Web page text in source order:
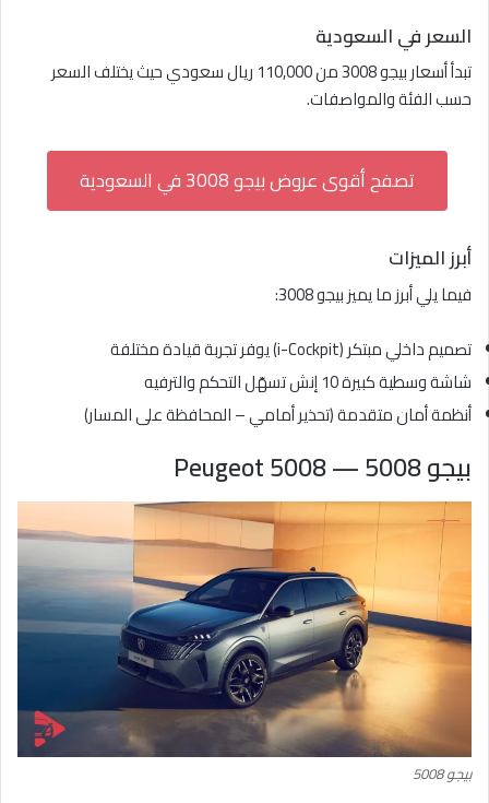
السعر في السعودية
تبدأ أسعار بيجو 3008 من 110,000 ريال سعودي حيث يختلف السعر
حسب الفئة والمواصفات.
تصفح أقوى عروض بيجو 3008 في السعودية
أبرز الميزات
فيما يلي أبرز ما يميز بيجو 3008:
تصميم داخلي مبتكر (i-Cockpit) يوفر تجربة قيادة مختلفة
شاشة وسطية كبيرة 10 إنش تسهّل التحكم والترفيه
أنظمة أمان متقدمة (تحذير أمامي – المحافظة على المسار)
بيجو 5008 — Peugeot 5008
بيجو 5008